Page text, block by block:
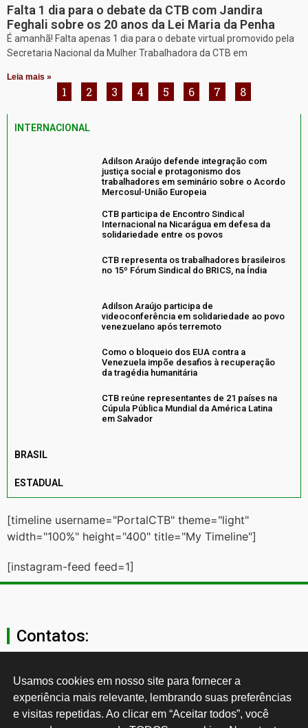
Falta 1 dia para o debate da CTB com Jandira
Feghali sobre os 20 anos da Lei Maria da Penha
É amanhã! Falta apenas 1 dia para o debate virtual promovido pela
Secretaria Nacional da Mulher Trabalhadora da CTB em
Leia mais »
1 2 3 4 5 6 7 8
INTERNACIONAL
Adilson Araújo defende integração com
justiça social e protagonismo dos
trabalhadores em seminário sobre o Acordo
Mercosul-União Europeia
CTB participa de Encontro Sindical
Internacional na Nicarágua em defesa da
solidariedade entre os povos
CTB representa os trabalhadores brasileiros
no 15º Fórum Sindical do BRICS, na Índia
Adilson Araújo participa de
videoconferência em solidariedade ao povo
venezuelano após terremoto
Como o bloqueio dos EUA contra a
Venezuela impõe desafios à recuperação
da tragédia humanitária
CTB reúne representantes de 21 países na
Cúpula Pública Mundial da América Latina
em Salvador
BRASIL
ESTADUAL
[timeline username="PortalCTB" theme="light"
width="100%" height="400" title="My Timeline"]
[instagram-feed feed=1]
Contatos:
secgeral@ctb.org.br
11 3874-0040
Usamos cookies em nosso site para fornecer a
experiência mais relevante, lembrando suas preferências
e visitas repetidas. Ao clicar em “Aceitar todos”, você